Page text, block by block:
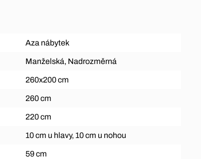
Aza nábytek
Manželská, Nadrozměrná
260x200 cm
260 cm
220 cm
10 cm u hlavy, 10 cm u nohou
59 cm